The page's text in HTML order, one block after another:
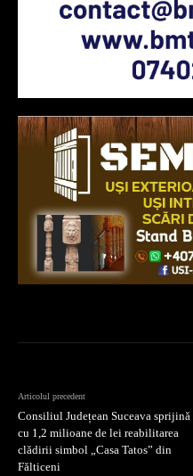
Articolul precedent
Consiliul Județean Suceava sprijină
cu 1,2 milioane de lei reabilitarea
clădirii simbol „Casa Tatos” din
Fălticeni